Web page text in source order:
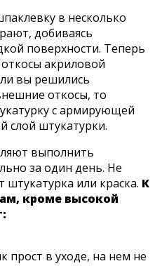
в несколько
добиваясь
поверхности. Теперь
акриловой
вы решились
откосы, то
с армирующей
слой штукатурки.
выполнить
за один день. Не
или краска. К
кроме высокой
прост в уходе, на нем не